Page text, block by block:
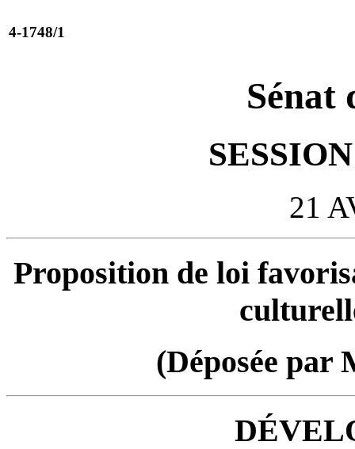
4-1748/1
Sénat
21
Proposition de loi
(Déposée par